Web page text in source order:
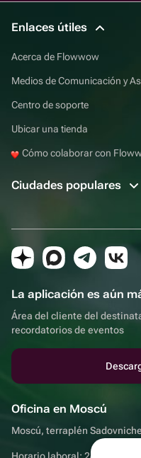
Enlaces útiles
Acerca de Flowwow
Medios de Comunicación y
Centro de soporte
Ubicar una tienda
Cómo colaborar con
Ciudades populares
La aplicación es aún
Área del cliente del
recordatorios de eventos
Oficina en Moscú
Moscú, terraplén
Horario laboral: 24 horas